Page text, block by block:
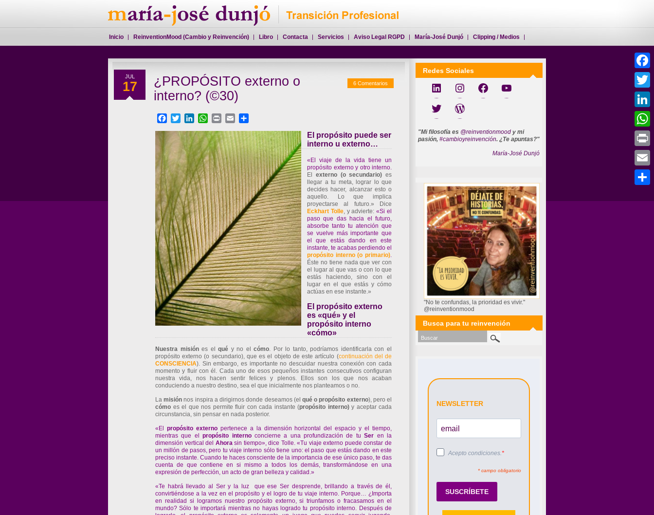
JUL
17
¿PROPÓSITO externo o
interno? (©30)
6 Comentarios
Facebook
TwitterLinkedInWhatsApp
Print Email
El propósito puede ser
interno u externo…
«El viaje de la vida tiene un
propósito externo y otro interno.
El externo (o secundario) es
llegar a tu meta, lograr lo que
decides hacer, alcanzar esto o
aquello. Lo que implica
proyectarse al futuro.» Dice
Eckhart Tolle, y advierte: «Si el
paso que das hacia el futuro,
absorbe tanto tu atención que
se vuelve más importante que
el que estás dando en este
instante, te acabas perdiendo el
propósito interno (o primario).
Éste no tiene nada que ver con
el lugar al que vas o con lo que
estás haciendo, sino con el
lugar en el que estás y cómo
actúas en ese instante.»
El propósito externo
es «qué» y el
propósito interno
«cómo»
Nuestra misiónes elqué y no elcómo. Por lo tanto, podríamos identificarla con el
propósito externo (o secundario), que es el objeto de este artículo (continuación del de
CONSCIENCIA). Sin embargo, es importante no descuidar nuestra conexión con cada
momento y fluir con él. Cada uno de esos pequeños instantes consecutivos configuran
nuestra vida, nos hacen sentir felices y plenos. Ellos son los que nos acaban
conduciendo a nuestro destino, sea el que inicialmente nos planteamos o no.
Lamisión nos inspira a dirigirnos donde deseamos (el qué o propósito externo), pero el
cómo es el que nos permite fluir con cada instante (propósito interno)y aceptar cada
circunstancia, sin pensar en nada posterior.
«El propósito externopertenece a la dimensión horizontal del espacio y el tiempo,
mientras que elpropósito internoconcierne a una profundización de tu Ser en la
dimensión vertical del Ahorasin tiempo», dice Tolle. «Tu viaje externo puede constar de
un millón de pasos, pero tu viaje interno sólo tiene uno: el paso que estás dando en este
preciso instante. Cuando te haces consciente de la importancia de ese único paso, te das
cuenta de que contiene en si mismo a todos los demás, transformándose en una
expresión de perfección, un acto de gran belleza y calidad.»
«Te habrá llevado al Ser y la luz que ese Ser desprende, brillando a través de él,
convirtiéndose a la vez en el propósito y el logro de tu viaje interno. Porque… ¿Importa
en realidad si logramos nuestro propósito externo, si triunfamos o fracasamos en el
mundo? Sólo te importará mientras no hayas logrado tu propósito interno. Después de
Redes Sociales
Perfil María-José Dunjó @reinventionmood cambioyreinvencion
mariajosedunjo
mjdunjo
Mi WEB
"Mi filosofía es @reinventionmood y mi
pasión, #cambioyreinvención. ¿Te apuntas?"
María-José Dunjó
"No te confundas, la prioridad es vivir."
@reinventionmood
Busca para tu reinvención
Inicio ReinventionMood (Cambio y Reinvención) Libro Contacta Servicios Aviso Legal RGPD María-José Dunjó Clipping / Medios
Twitter
Print
Email